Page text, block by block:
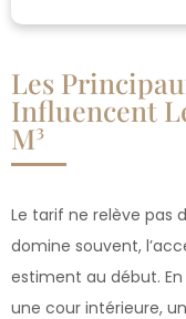
Les
Influencent
M³
Le tarif ne relève pas
domine souvent,
estiment au début.
une cour intérieure,